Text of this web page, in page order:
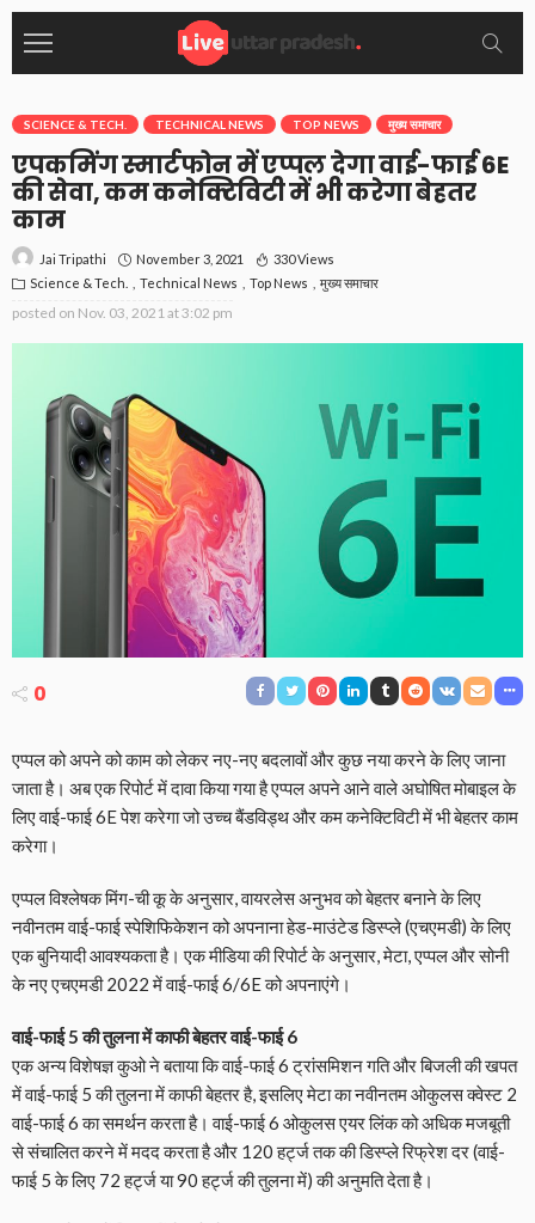
SCIENCE & TECH. TECHNICAL NEWS TOP NEWS मुख्य समाचार
एपकमिंग स्मार्टफोन में एप्पल देगा वाई-फाई 6E
की सेवा, कम कनेक्टिविटी में भी करेगा बेहतर
काम
Jai Tripathi November 3, 2021
330 Views
Science & Tech.
Technical News Top News मुख्य समाचार
posted on Nov. 03, 2021 at 3:02 pm
0
एप्पल को अपने को काम को लेकर नए-नए बदलावों और कुछ नया करने के लिए जाना
जाता है। अब एक रिपोर्ट में दावा किया गया है एप्पल अपने आने वाले अघोषित मोबाइल के
लिए वाई-फाई 6E पेश करेगा जो उच्च बैंडविड्थ और कम कनेक्टिविटी में भी बेहतर काम
करेगा।
एप्पल विश्लेषक मिंग-ची कू के अनुसार, वायरलेस अनुभव को बेहतर बनाने के लिए
नवीनतम वाई-फाई स्पेशिफिकेशन को अपनाना हेड-माउंटेड डिस्प्ले (एचएमडी) के लिए
एक बुनियादी आवश्यकता है। एक मीडिया की रिपोर्ट के अनुसार, मेटा, एप्पल और सोनी
के नए एचएमडी 2022 में वाई-फाई 6/6E को अपनाएंगे।
वाई-फाई 5 की तुलना में काफी बेहतर वाई-फाई 6
एक अन्य विशेषज्ञ कुओ ने बताया कि वाई-फाई 6 ट्रांसमिशन गति और बिजली की खपत
में वाई-फाई 5 की तुलना में काफी बेहतर है, इसलिए मेटा का नवीनतम ओकुलस क्वेस्ट 2
वाई-फाई 6 का समर्थन करता है। वाई-फाई 6 ओकुलस एयर लिंक को अधिक मजबूती
से संचालित करने में मदद करता है और 120 हर्ट्ज तक की डिस्प्ले रिफ्रेश दर (वाई-
फाई 5 के लिए 72 हर्ट्ज या 90 हर्ट्ज की तुलना में) की अनुमति देता है।